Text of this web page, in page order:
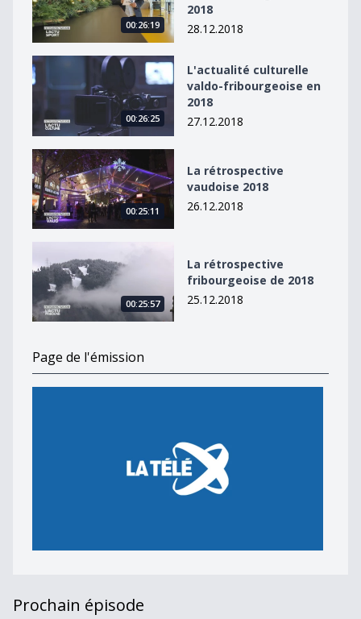
00:26:19
2018
28.12.2018
L&#039;actualité culturelle valdo-fribourgeoise en
00:26:25
L'actualité culturelle
valdo-fribourgeoise en
2018
27.12.2018
La rétrospective vaudoise 2018
00:25:11
La rétrospective
vaudoise 2018
26.12.2018
00:25:57
La rétrospective
fribourgeoise de 2018
25.12.2018
Page de l'émission
Prochain épisode